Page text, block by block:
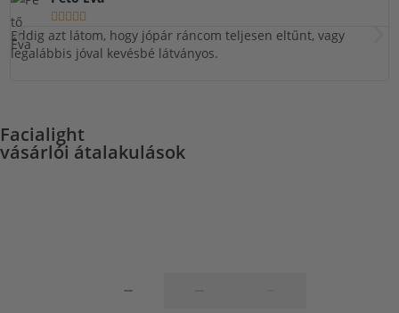
    
Eddig azt látom, hogy jópár ráncom teljesen eltűnt, vagy
legalábbis jóval kevésbé látványos.
Facialight
vásárlói átalakulások